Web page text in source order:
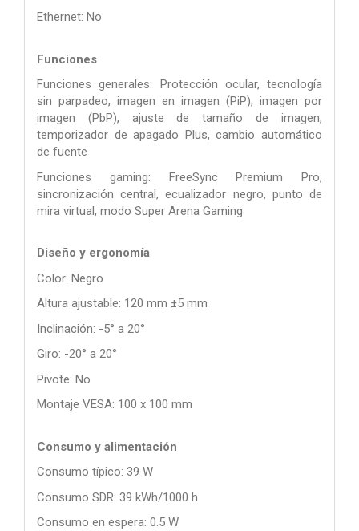
Ethernet: No
Funciones
Funciones generales: Protección ocular, tecnología
sin parpadeo, imagen en imagen (PiP), imagen por
imagen (PbP), ajuste de tamaño de imagen,
temporizador de apagado Plus, cambio automático
de fuente
Funciones gaming: FreeSync Premium Pro,
sincronización central, ecualizador negro, punto de
mira virtual, modo Super Arena Gaming
Diseño y ergonomía
Color: Negro
Altura ajustable: 120 mm ±5 mm
Inclinación: -5° a 20°
Giro: -20° a 20°
Pivote: No
Montaje VESA: 100 x 100 mm
Consumo y alimentación
Consumo típico: 39 W
Consumo SDR: 39 kWh/1000 h
Consumo en espera: 0.5 W